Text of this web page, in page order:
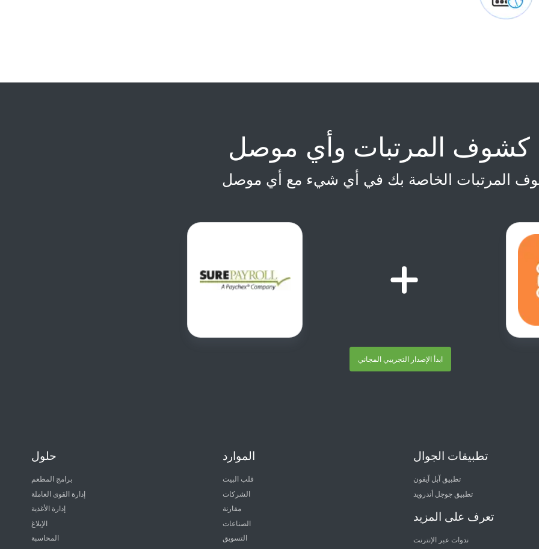
كشوف المرتبات وأي موصل
المرتبات الخاصة بك في أي شيء مع أي موصل
ابدأ الإصدار التجريبي المجاني
حلول
برامج المطعم
إدارة القوى العاملة
إدارة الأغذية
الإبلاغ
المحاسبة
الموارد
قلب البيت
الشركات
مقارنة
الصناعات
التسويق
تطبيقات الجوال
تطبيق آبل آيفون
تطبيق جوجل أندرويد
تعرف على المزيد
ندوات عبر الإنترنت